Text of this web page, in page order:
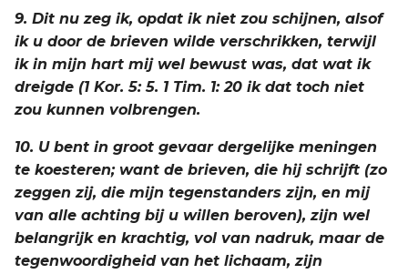
9. Dit nu zeg ik, opdat ik niet zou schijnen, alsof
ik u door de brieven wilde verschrikken, terwijl
ik in mijn hart mij wel bewust was, dat wat ik
dreigde (1 Kor. 5: 5. 1 Tim. 1: 20 ik dat toch niet
zou kunnen volbrengen.
10. U bent in groot gevaar dergelijke meningen
te koesteren; want de brieven, die hij schrijft (zo
zeggen zij, die mijn tegenstanders zijn, en mij
van alle achting bij u willen beroven), zijn wel
belangrijk en krachtig, vol van nadruk, maar de
tegenwoordigheid van het lichaam, zijn